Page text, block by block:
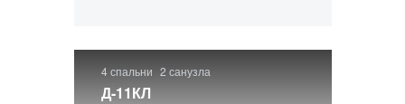
4 спальни 2 санузла
Д-11КЛ